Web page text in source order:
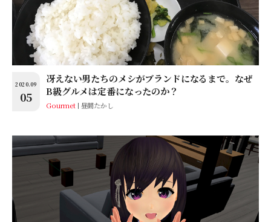
2020.09
05
冴えない男たちのメシがブランドになるまで。なぜ
B級グルメは定番になったのか？
Gourmet 昼間たかし